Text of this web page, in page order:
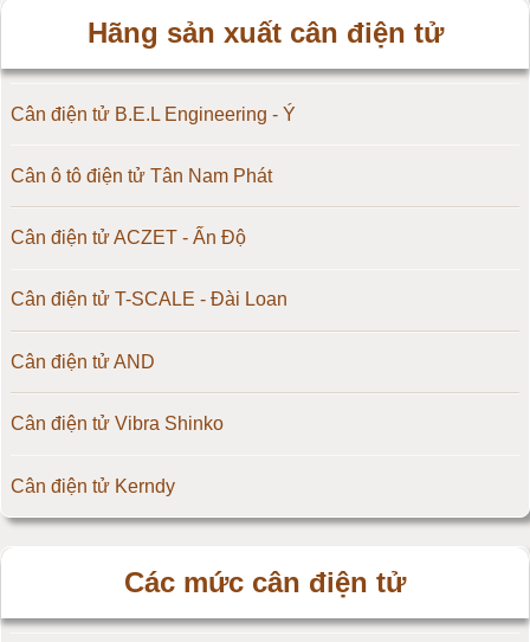
Hãng sản xuất cân điện tử
Cân điện tử B.E.L Engineering - Ý
Cân ô tô điện tử Tân Nam Phát
Cân điện tử ACZET - Ấn Độ
Cân điện tử T-SCALE - Đài Loan
Cân điện tử AND
Cân điện tử Vibra Shinko
Cân điện tử Kerndy
Các mức cân điện tử